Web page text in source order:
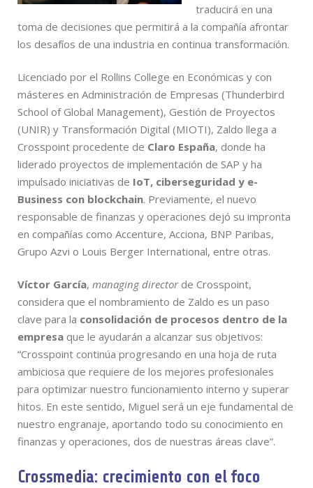
traducirá en una
toma de decisiones que permitirá a la compañía afrontar
los desafíos de una industria en continua transformación.
Licenciado por el Rollins College en Económicas y con
másteres en Administración de Empresas (Thunderbird
School of Global Management), Gestión de Proyectos
(UNIR) y Transformación Digital (MIOTI), Zaldo llega a
Crosspoint procedente de Claro España, donde ha
liderado proyectos de implementación de SAP y ha
impulsado iniciativas de IoT, ciberseguridad y e-
Business con blockchain. Previamente, el nuevo
responsable de finanzas y operaciones dejó su impronta
en compañías como Accenture, Acciona, BNP Paribas,
Grupo Azvi o Louis Berger International, entre otras.
Víctor García, managing directorde Crosspoint,
considera que el nombramiento de Zaldo es un paso
clave para la consolidación de procesos dentro de la
empresa que le ayudarán a alcanzar sus objetivos:
“Crosspoint continúa progresando en una hoja de ruta
ambiciosa que requiere de los mejores profesionales
para optimizar nuestro funcionamiento interno y superar
hitos. En este sentido, Miguel será un eje fundamental de
nuestro engranaje, aportando todo su conocimiento en
finanzas y operaciones, dos de nuestras áreas clave”.
Crossmedia: crecimiento con el foco